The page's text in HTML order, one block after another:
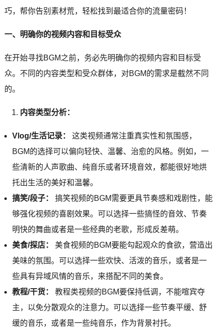
巧，帮你告别素材荒，轻松找到最适合你的流量密码！
一、明确你的视频内容和目标受众
在开始寻找BGM之前，务必先明确你的视频内容和目标受
众。不同的内容类型和受众群体，对BGM的需求是截然不同
的。
内容类型分析：
Vlog/生活记录：
这类视频通常注重真实性和氛围感，
BGM的选择可以偏向轻快、温馨、治愈的风格。例如，一
些清新的人声歌曲、纯音乐或者环境音效，都能很好地烘
托出生活的美好和温馨。
搞笑/段子：
搞笑视频的BGM需要更具节奏感和戏剧性，能
够强化视频的喜剧效果。可以选择一些搞怪的音效、节奏
明快的舞曲或者是一些经典的老歌，形成反差萌。
美食/探店：
美食视频的BGM要能勾起观众的食欲，营造出
美味的氛围。可以选择一些欢快、活泼的音乐，或者是一
些具有异域风情的音乐，来搭配不同的美食。
教程/干货：
教程类视频的BGM要保持低调，不能喧宾夺
主，以免分散观众的注意力。可以选择一些节奏平缓、舒
缓的音乐，或者是一些纯音乐，作为背景衬托。